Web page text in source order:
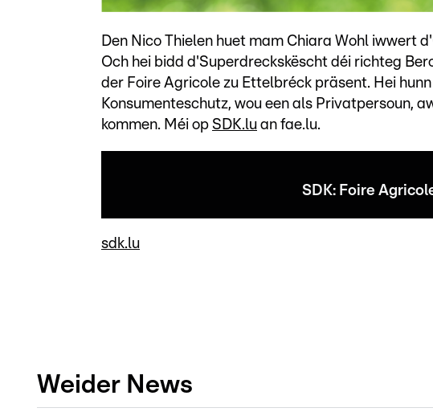
Den Nico Thielen huet mam Chiara Wohl iwwert
Och hei bidd d'Superdreckskëscht déi richteg
der Foire Agricole zu Ettelbréck präsent. Hei
Konsumenteschutz, wou een als Privatpersoun,
kommen. Méi op SDK.lu an fae.lu.
SDK: Foire
sdk.lu
Weider News